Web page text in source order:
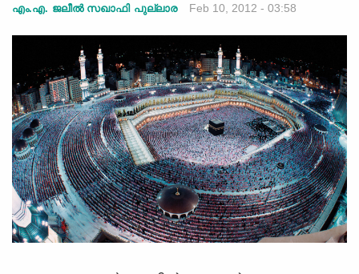
i
o
എം.എ. ജലീല്‍ സഖാഫി പുല്ലാര Feb 10, 2012 - 03:58